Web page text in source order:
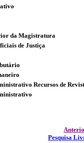
da Magistratura
de Justiça
Recursos de
Pesquisa